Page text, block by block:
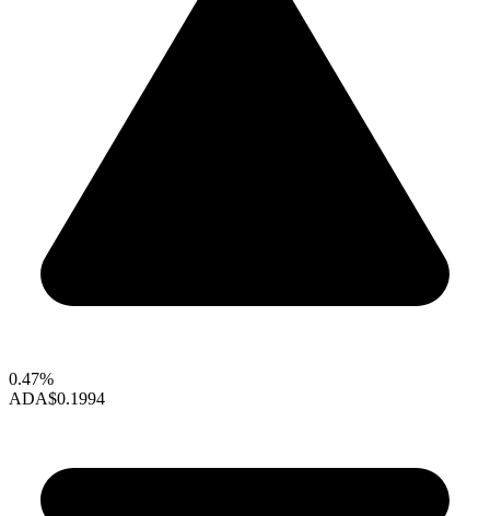
0.47%
ADA$0.1994